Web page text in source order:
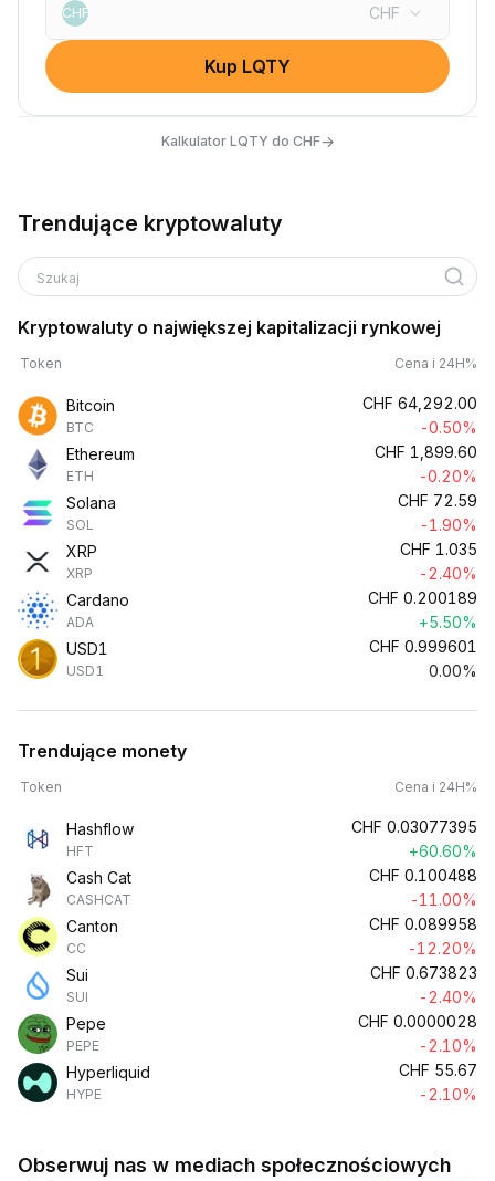
CHF CHF
Kup LQTY
Kalkulator LQTY do CHF→
Trendujące kryptowaluty
Szukaj
Kryptowaluty o największej kapitalizacji rynkowej
Token Cena i 24H%
Bitcoin
BTC
CHF 64,292.00
-0.50%
Ethereum
ETH
CHF 1,899.60
-0.20%
Solana
SOL
CHF 72.59
-1.90%
XRP
XRP
CHF 1.035
-2.40%
Cardano
ADA
CHF 0.200189
+5.50%
USD1
USD1
CHF 0.999601
0.00%
Trendujące monety
Token Cena i 24H%
Hashflow
HFT
CHF 0.03077395
+60.60%
Cash Cat
CASHCAT
CHF 0.100488
-11.00%
Canton
CC
CHF 0.089958
-12.20%
Sui
SUI
CHF 0.673823
-2.40%
Pepe
PEPE
CHF 0.0000028
-2.10%
Hyperliquid
HYPE
CHF 55.67
-2.10%
Obserwuj nas w mediach społecznościowych